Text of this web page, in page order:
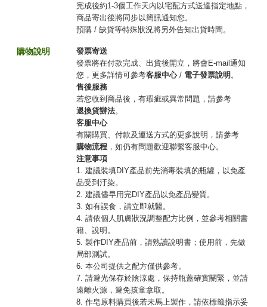
完成後約1-3個工作天內以宅配方式送達指定地點，
商品寄出後將同步以簡訊通知您。
預購 / 缺貨等特殊狀況將另外告知出貨時間。
購物說明
發票寄送
發票將在付款完成、出貨後開立，將會E-mail通知
您，更多詳情可參考客服中心/ 電子發票說明 。
售後服務
若您收到商品後，有瑕疵或異常問題，請參考
退換貨辦法。
客服中心
有關購買、付款及運送方式的更多說明，請參考
購物流程 ，如仍有問題歡迎聯繫客服中心。
注意事項
1. 建議裝填DIY產品前先消毒裝填的瓶罐，以免產
品受到汙染。
2. 建議儘早用完DIY產品以免產品變質。
3. 如有誤食，請立即就醫。
4. 請依個人肌膚狀況調整配方比例，並參考相關書
籍、說明。
5. 製作DIY產品前，請熟讀說明書；使用前，先做
局部測試。
6. 本公司提供之配方僅供參考。
7. 請避光保存於陰涼處，保持瓶蓋確實關緊，並請
遠離火源，避免孩童拿取。
8. 作皂原料購買後若未馬上製作，請依標籤指示妥